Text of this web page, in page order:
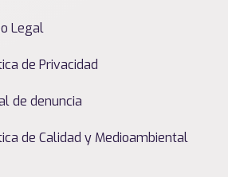
Legal
de Privacidad
de denuncia
de Calidad y Medioambiental